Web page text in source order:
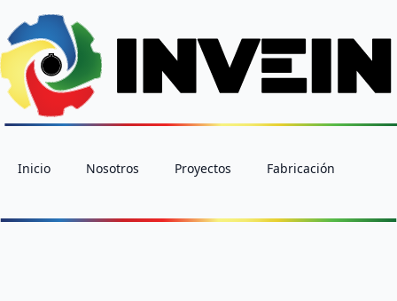
Inicio Nosotros Proyectos Fabricación